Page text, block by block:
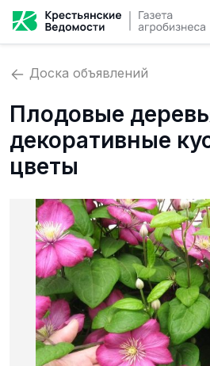
Доска объявлений
Плодовые
декоративные
цветы